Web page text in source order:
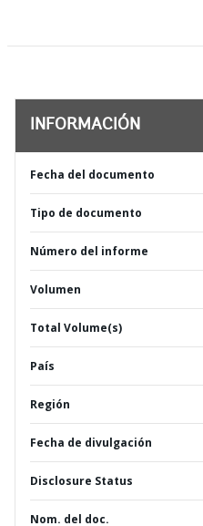
INFORMACIÓN
Fecha del documento
Tipo de documento
Número del informe
Volumen
Total Volume(s)
País
Región
Fecha de divulgación
Disclosure Status
Nom. del doc.